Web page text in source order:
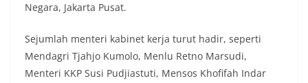
Negara, Jakarta Pusat.
Sejumlah menteri kabinet kerja turut hadir, seperti
Mendagri Tjahjo Kumolo, Menlu Retno Marsudi,
Menteri KKP Susi Pudjiastuti, Mensos Khofifah Indar